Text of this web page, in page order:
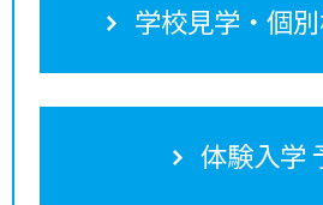
学校見学・個
体験入学